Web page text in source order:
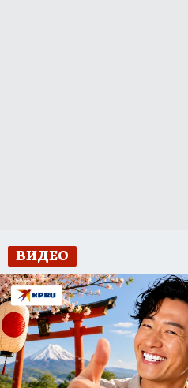
ВИДЕО